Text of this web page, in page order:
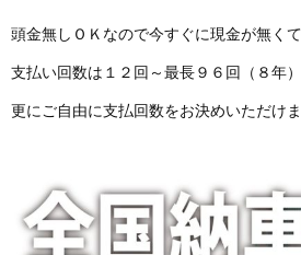
頭金無しＯＫなので今すぐに現金が無くて
支払い回数は１２回～最長９６回（８年
更にご自由に支払回数をお決めいただけま